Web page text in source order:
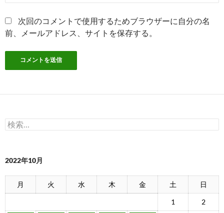
次回のコメントで使用するためブラウザーに自分の名
前、メールアドレス、サイトを保存する。
検
索:
2022年10月
月 火 水 木 金 土 日
1 2